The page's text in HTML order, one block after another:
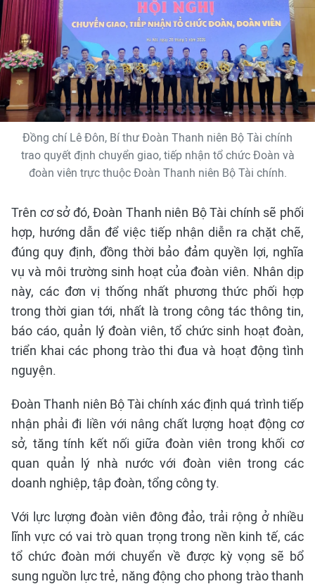
Đồng chí Lê Đôn, Bí thư Đoàn Thanh niên Bộ Tài chính
trao quyết định chuyển giao, tiếp nhận tổ chức Đoàn và
đoàn viên trực thuộc Đoàn Thanh niên Bộ Tài chính.
Trên cơ sở đó, Đoàn Thanh niên Bộ Tài chính sẽ phối
hợp, hướng dẫn để việc tiếp nhận diễn ra chặt chẽ,
đúng quy định, đồng thời bảo đảm quyền lợi, nghĩa
vụ và môi trường sinh hoạt của đoàn viên. Nhân dịp
này, các đơn vị thống nhất phương thức phối hợp
trong thời gian tới, nhất là trong công tác thông tin,
báo cáo, quản lý đoàn viên, tổ chức sinh hoạt đoàn,
triển khai các phong trào thi đua và hoạt động tình
nguyện.
Đoàn Thanh niên Bộ Tài chính xác định quá trình tiếp
nhận phải đi liền với nâng chất lượng hoạt động cơ
sở, tăng tính kết nối giữa đoàn viên trong khối cơ
quan quản lý nhà nước với đoàn viên trong các
doanh nghiệp, tập đoàn, tổng công ty.
Với lực lượng đoàn viên đông đảo, trải rộng ở nhiều
lĩnh vực có vai trò quan trọng trong nền kinh tế, các
tổ chức đoàn mới chuyển về được kỳ vọng sẽ bổ
sung nguồn lực trẻ, năng động cho phong trào thanh